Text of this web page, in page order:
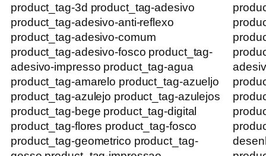
product_tag-3d product_tag-adesivo
product_tag-adesivo-anti-reflexo
product_tag-adesivo-comum
product_tag-adesivo-fosco product_tag-
adesivo-impresso product_tag-agua
product_tag-amarelo product_tag-azueljo
product_tag-azulejo product_tag-azulejos
product_tag-bege product_tag-digital
product_tag-flores product_tag-fosco
product_tag-geometrico product_tag-